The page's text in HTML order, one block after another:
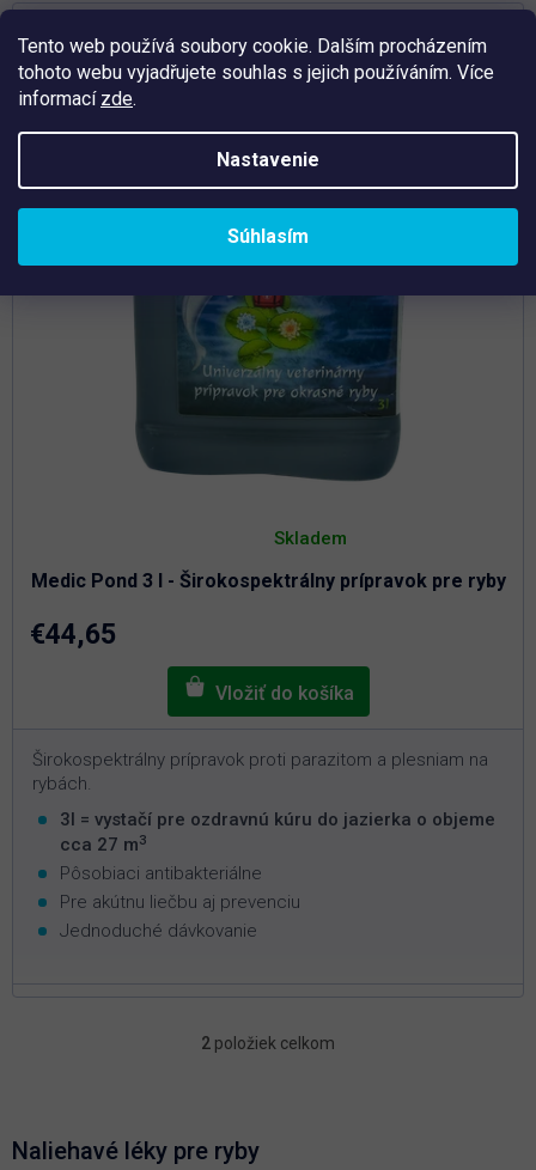
Tento web používá soubory cookie. Dalším procházením
tohoto webu vyjadřujete souhlas s jejich používáním. Více
informací zde.
Nastavenie
Súhlasím
Tip
Medic Pond 3 l - Širokospektrálny prípravok pre ryby
hodnotenie
5,0
Skladem
€44,65
Širokospektrálny prípravok proti parazitom a plesniam na
rybách.
3l = vystačí pre ozdravnú kúru do jazierka o objeme
cca 27 m3
Pôsobiaci antibakteriálne
Pre akútnu liečbu aj prevenciu
Jednoduché dávkovanie
O
2 položiek celkom
Naliehavé léky pre ryby